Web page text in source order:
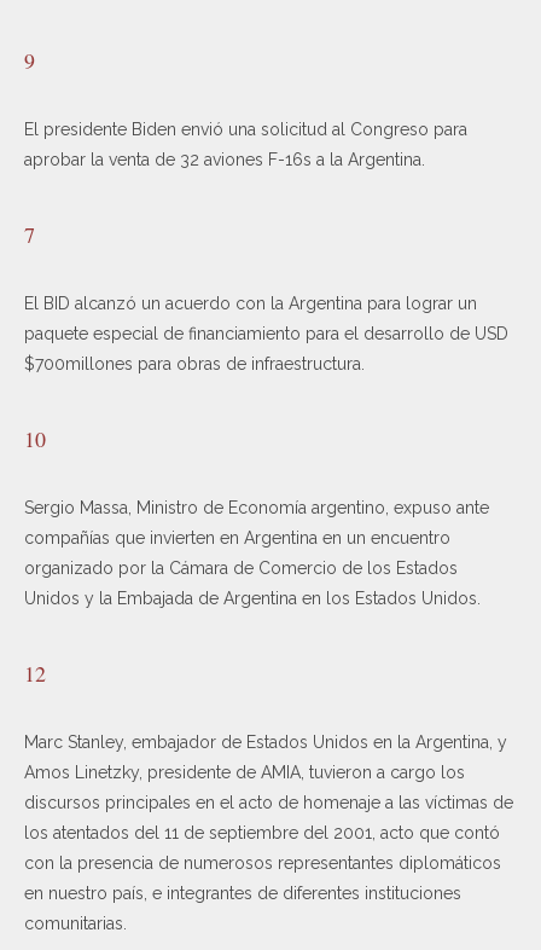
9
El presidente Biden envió una solicitud al Congreso para
aprobar la venta de 32 aviones F-16s a la Argentina.
7
El BID alcanzó un acuerdo con la Argentina para lograr un
paquete especial de financiamiento para el desarrollo de USD
$700millones para obras de infraestructura.
10
Sergio Massa, Ministro de Economía argentino, expuso ante
compañías que invierten en Argentina en un encuentro
organizado por la Cámara de Comercio de los Estados
Unidos y la Embajada de Argentina en los Estados Unidos.
12
Marc Stanley, embajador de Estados Unidos en la Argentina, y
Amos Linetzky, presidente de AMIA, tuvieron a cargo los
discursos principales en el acto de homenaje a las víctimas de
los atentados del 11 de septiembre del 2001, acto que contó
con la presencia de numerosos representantes diplomáticos
en nuestro país, e integrantes de diferentes instituciones
comunitarias.